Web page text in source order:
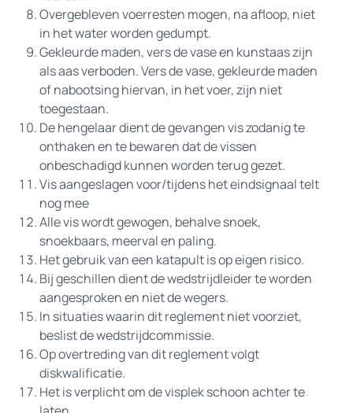
Overgebleven voerresten mogen, na afloop, niet
in het water worden gedumpt.
Gekleurde maden, vers de vase en kunstaas zijn
als aas verboden. Vers de vase, gekleurde maden
of nabootsing hiervan, in het voer, zijn niet
toegestaan.
De hengelaar dient de gevangen vis zodanig te
onthaken en te bewaren dat de vissen
onbeschadigd kunnen worden terug gezet.
Vis aangeslagen voor/tijdens het eindsignaal telt
nog mee
Alle vis wordt gewogen, behalve snoek,
snoekbaars, meerval en paling.
Het gebruik van een katapult is op eigen risico.
Bij geschillen dient de wedstrijdleider te worden
aangesproken en niet de wegers.
In situaties waarin dit reglement niet voorziet,
beslist de wedstrijdcommissie.
Op overtreding van dit reglement volgt
diskwalificatie.
Het is verplicht om de visplek schoon achter te